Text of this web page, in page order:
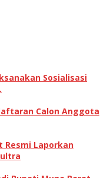
Sosialisasi
Calon Anggota
Resmi Laporkan